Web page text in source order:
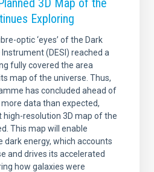
Exploring
optic ‘eyes’ of the Dark
(DESI) reached a
fully covered the area
map of the universe. Thus,
has concluded ahead of
data than expected,
high-resolution 3D map of the
This map will enable
dark energy, which accounts
and drives its accelerated
how galaxies were